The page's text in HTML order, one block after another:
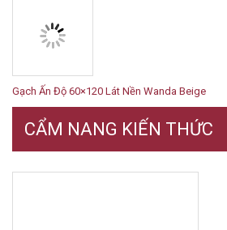
Gạch Ấn Độ 60×120 Lát Nền Wanda Beige
CẨM NANG KIẾN THỨC